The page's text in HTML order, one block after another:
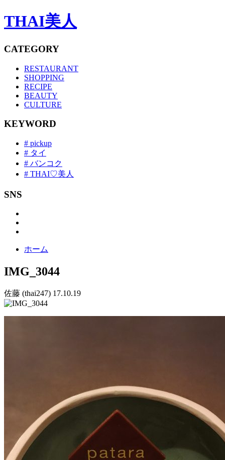
THAI美人
CATEGORY
RESTAURANT
SHOPPING
RECIPE
BEAUTY
CULTURE
KEYWORD
# pickup
# タイ
# バンコク
# THAI♡美人
SNS
ホーム
IMG_3044
佐藤 (thai247) 17.10.19